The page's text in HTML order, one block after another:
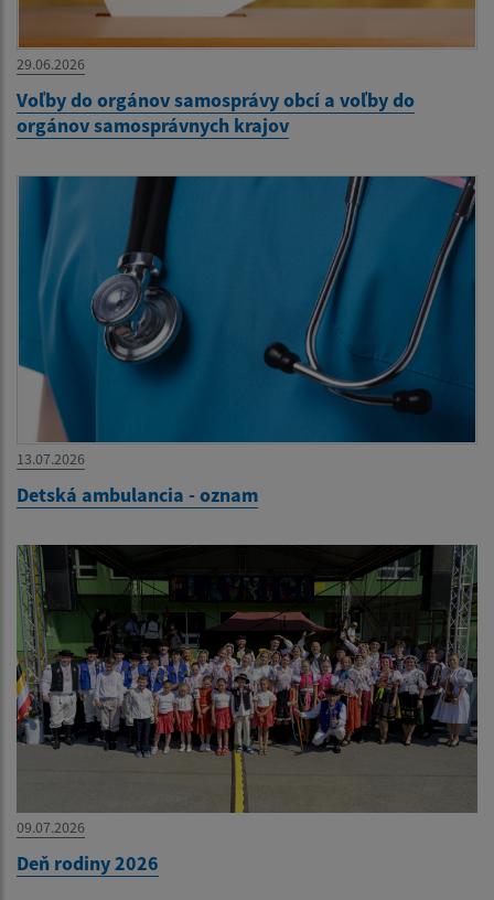
29.06.2026
Voľby do orgánov samosprávy obcí a voľby do
orgánov samosprávnych krajov
13.07.2026
Detská ambulancia - oznam
09.07.2026
Deň rodiny 2026